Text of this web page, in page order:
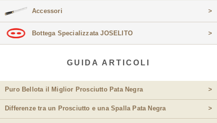
Accessori >
Bottega Specializzata JOSELITO >
GUIDA ARTICOLI
Puro Bellota il Miglior Prosciutto Pata Negra >
Differenze tra un Prosciutto e una Spalla Pata Negra >